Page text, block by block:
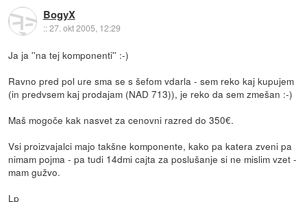
BogyX
::27. okt 2005, 12:29
Ja ja ''na tej komponenti'' :-)
Ravno pred pol ure sma se s šefom vdarla - sem reko kaj kupujem
(in predvsem kaj prodajam (NAD 713)), je reko da sem zmešan :-)
Maš mogoče kak nasvet za cenovni razred do 350€.
Vsi proizvajalci majo takšne komponente, kako pa katera zveni pa
nimam pojma - pa tudi 14dmi cajta za poslušanje si ne mislim vzet -
mam gužvo.
Lp